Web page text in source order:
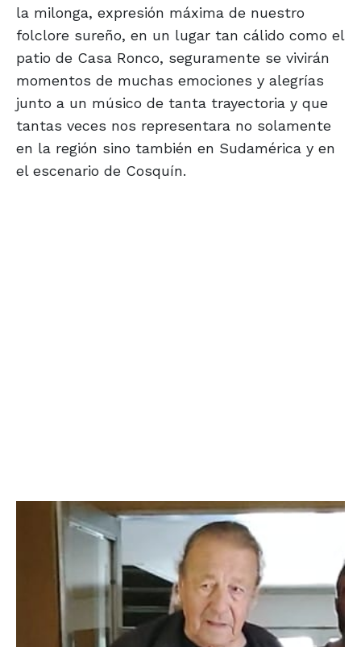
la milonga, expresión máxima de nuestro
folclore sureño, en un lugar tan cálido como el
patio de Casa Ronco, seguramente se vivirán
momentos de muchas emociones y alegrías
junto a un músico de tanta trayectoria y que
tantas veces nos representara no solamente
en la región sino también en Sudamérica y en
el escenario de Cosquín.